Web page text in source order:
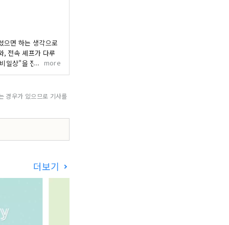
면 하는 생각으로
, 전속 셰프가 다루
일상"을 전해드립
more
경우가 있으므로 기사를
더보기